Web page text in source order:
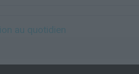
au quotidien